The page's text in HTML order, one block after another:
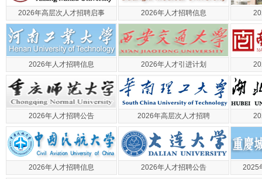
2026年高层次人才招聘启事 2026年人才招聘信息
2026年人才招聘信息 2026年人才引进计划
2026年人才招聘公告 2026年高层次人才招聘
2026年人才招聘信息 2026年人才招聘公告 2025